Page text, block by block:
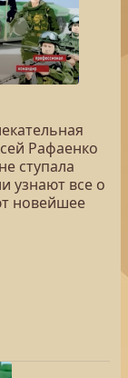
Рафаенко
ступала
узнают все о
новейшее